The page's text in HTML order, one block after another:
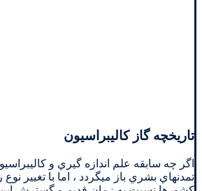
تاریخچه گاز کالیبراسیون
اگر چه سابقه علم اندازه گيري و
تمدنهاي بشري باز ميگردد ، اما با تغيير نوع